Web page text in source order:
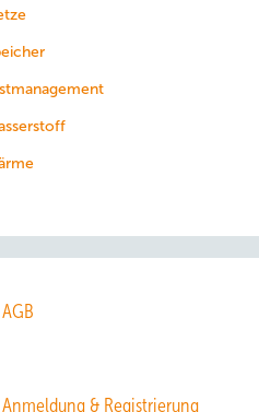
AGB
Anmeldung & Registrierung